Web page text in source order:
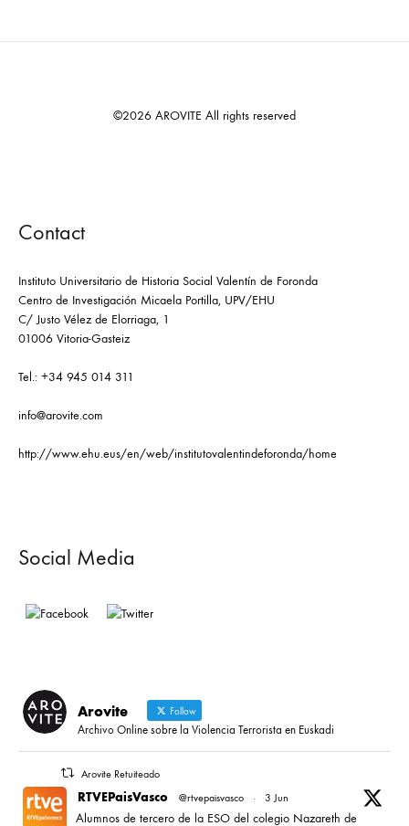
©2026 AROVITE All rights reserved
Contact
Instituto Universitario de Historia Social Valentín de Foronda
Centro de Investigación Micaela Portilla, UPV/EHU
C/ Justo Vélez de Elorriaga, 1
01006 Vitoria-Gasteiz
Tel.: +34 945 014 311
info@arovite.com
http://www.ehu.eus/en/web/institutovalentindeforonda/home
Social Media
Arovite Follow
Archivo Online sobre la Violencia Terrorista en Euskadi
Arovite Retuiteado
RTVEPaisVasco @rtvepaisvasco · 3 Jun
Alumnos de tercero de la ESO del colegio Nazareth de